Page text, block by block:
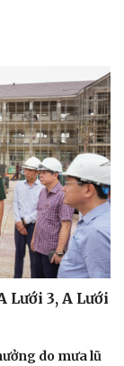
3, A Lưới
do mưa lũ